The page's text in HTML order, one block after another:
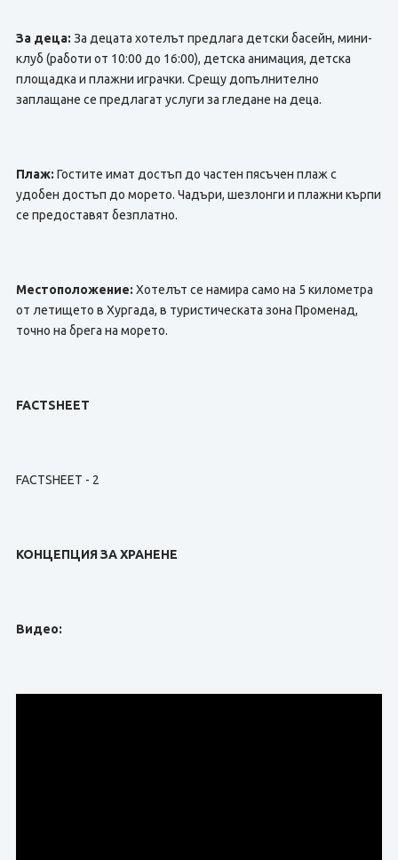
За деца: За децата хотелът предлага детски басейн, мини-
клуб (работи от 10:00 до 16:00), детска анимация, детска
площадка и плажни играчки. Срещу допълнително
заплащане се предлагат услуги за гледане на деца.
Плаж: Гостите имат достъп до частен пясъчен плаж с
удобен достъп до морето. Чадъри, шезлонги и плажни кърпи
се предоставят безплатно.
Местоположение: Хотелът се намира само на 5 километра
от летището в Хургада, в туристическата зона Променад,
точно на брега на морето.
FACTSHEET
FACTSHEET - 2
КОНЦЕПЦИЯ ЗА ХРАНЕНЕ
Видео: